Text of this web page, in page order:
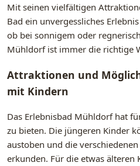
Mit seinen vielfältigen
Bad ein unvergessliches
ob bei sonnigem oder
Mühldorf ist immer die richtige
Attraktionen und
mit Kindern
Das Erlebnisbad Mühldorf hat
zu bieten. Die jüngeren Kinder
austoben und die
erkunden. Für die etwas älteren